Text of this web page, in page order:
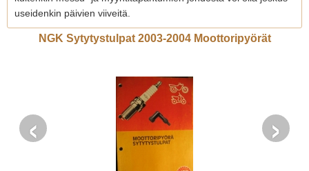
useidenkin päivien viiveitä.
NGK Sytytystulpat 2003-2004 Moottoripyörät
‹ ›